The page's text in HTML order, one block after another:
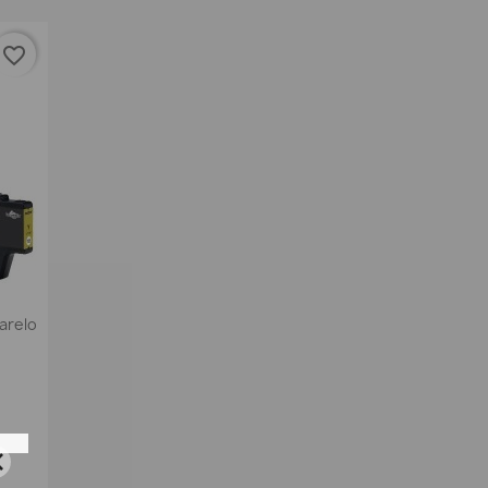
favorite_border